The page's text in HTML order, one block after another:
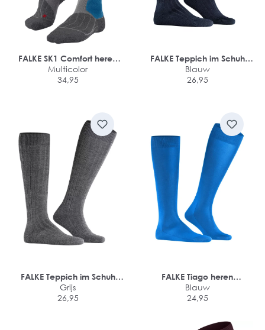
FALKE SK1 Comfort heren
skiing kniekousen
Multicolor
34,95
FALKE Teppich im Schuh
heren kniekousen
Blauw
26,95
FALKE Teppich im Schuh
heren kniekousen
Grijs
26,95
FALKE Tiago heren
kniekousen
Blauw
24,95